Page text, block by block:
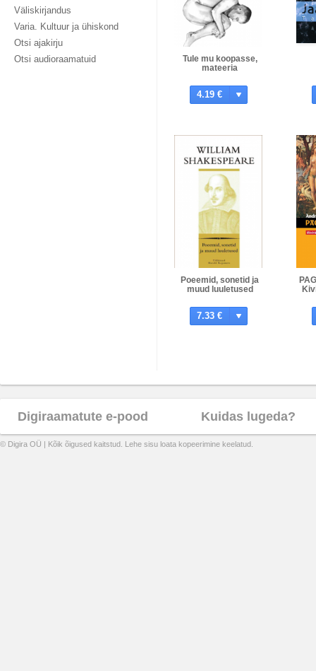
Väliskirjandus
Varia. Kultuur ja ühiskond
Otsi ajakirju
Otsi audioraamatuid
Tule mu koopasse,
mateeria
4.19 €
Poeemid, sonetid ja
muud luuletused
7.33 €
Digiraamatute e-pood Kuidas lugeda?
© Digira OÜ | Kõik õigused kaitstud. Lehe sisu loata kopeerimine keelatud.